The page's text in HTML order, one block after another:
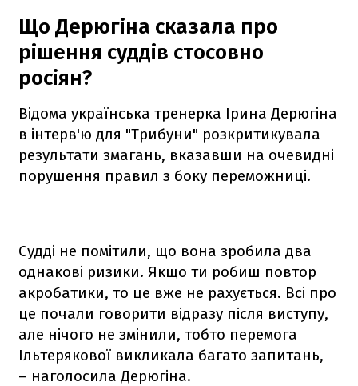
Що Дерюгіна сказала про
рішення суддів стосовно
росіян?
Відома українська тренерка Ірина Дерюгіна
в інтерв'ю для "Трибуни" розкритикувала
результати змагань, вказавши на очевидні
порушення правил з боку переможниці.
Судді не помітили, що вона зробила два
однакові ризики. Якщо ти робиш повтор
акробатики, то це вже не рахується. Всі про
це почали говорити відразу після виступу,
але нічого не змінили, тобто перемога
Ільтерякової викликала багато запитань,
– наголосила Дерюгіна.